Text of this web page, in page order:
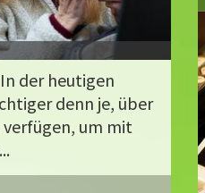
der heutigen
denn je, über
um mit